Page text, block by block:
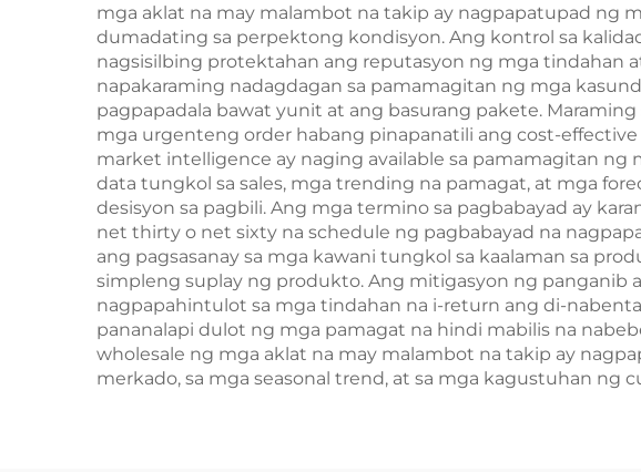
mga aklat na may malambot na takip ay nagpapatupad ng
dumadating sa perpektong kondisyon. Ang kontrol sa
nagsisilbing protektahan ang reputasyon ng mga tindahan
napakaraming nadagdagan sa pamamagitan ng mga
pagpapadala bawat yunit at ang basurang pakete.
mga urgenteng order habang pinapanatili ang cost-
market intelligence ay naging available sa pamamagitan
data tungkol sa sales, mga trending na pamagat, at mga
desisyon sa pagbili. Ang mga termino sa pagbabayad ay
net thirty o net sixty na schedule ng pagbabayad na
ang pagsasanay sa mga kawani tungkol sa kaalaman sa
simpleng suplay ng produkto. Ang mitigasyon ng panganib
nagpapahintulot sa mga tindahan na i-return ang di-
pananalapi dulot ng mga pamagat na hindi mabilis na
wholesale ng mga aklat na may malambot na takip ay
merkado, sa mga seasonal trend, at sa mga kagustuhan ng